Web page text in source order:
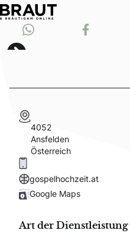
single-wedding-guide
Teilen auf Whatsapp
Teil auf
4052
Ansfelden
Österreich
gospelhochzeit.at
Google Maps
Art der Dienstleistung